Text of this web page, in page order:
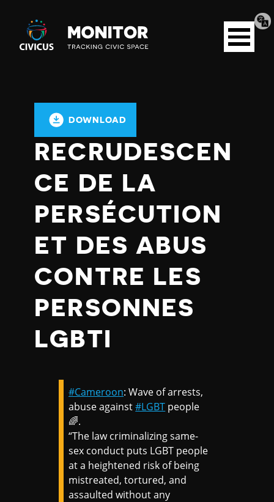
Civicus
Monitor
Open
menu
DOWNLOAD
RECRUDESCEN
CE DE LA
PERSÉCUTION
ET DES ABUS
CONTRE LES
PERSONNES
LGBTI
#Cameroon: Wave of arrests,
abuse against#LGBT people
🌈.
“The law criminalizing same-
sex conduct puts LGBT people
at a heightened risk of being
mistreated, tortured, and
assaulted without any